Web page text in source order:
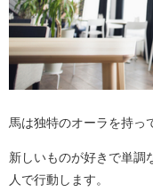
馬は独特のオーラを持っ
新しいものが好きで単調
人で行動します。